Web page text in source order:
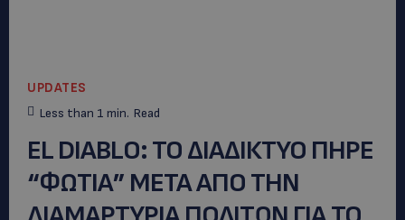
UPDATES
Less than 1 min. Read
EL DIABLO: ΤΟ ΔΙΑΔΙΚΤΥΟ ΠΗΡΕ
“ΦΩΤΙΑ” ΜΕΤΑ ΑΠΟ ΤΗΝ